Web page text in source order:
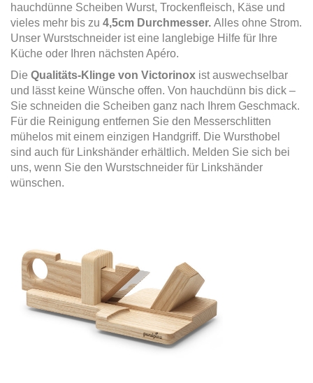
hauchdünne Scheiben Wurst, Trockenfleisch, Käse und
vieles mehr bis zu 4,5cm Durchmesser. Alles ohne Strom.
Unser Wurstschneider ist eine langlebige Hilfe für Ihre
Küche oder Ihren nächsten Apéro.
Die Qualitäts-Klinge von Victorinox ist auswechselbar
und lässt keine Wünsche offen. Von hauchdünn bis dick –
Sie schneiden die Scheiben ganz nach Ihrem Geschmack.
Für die Reinigung entfernen Sie den Messerschlitten
mühelos mit einem einzigen Handgriff. Die Wursthobel
sind auch für Linkshänder erhältlich. Melden Sie sich bei
uns, wenn Sie den Wurstschneider für Linkshänder
wünschen.